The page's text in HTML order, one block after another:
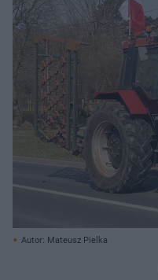
Autor: Mateusz Pielka